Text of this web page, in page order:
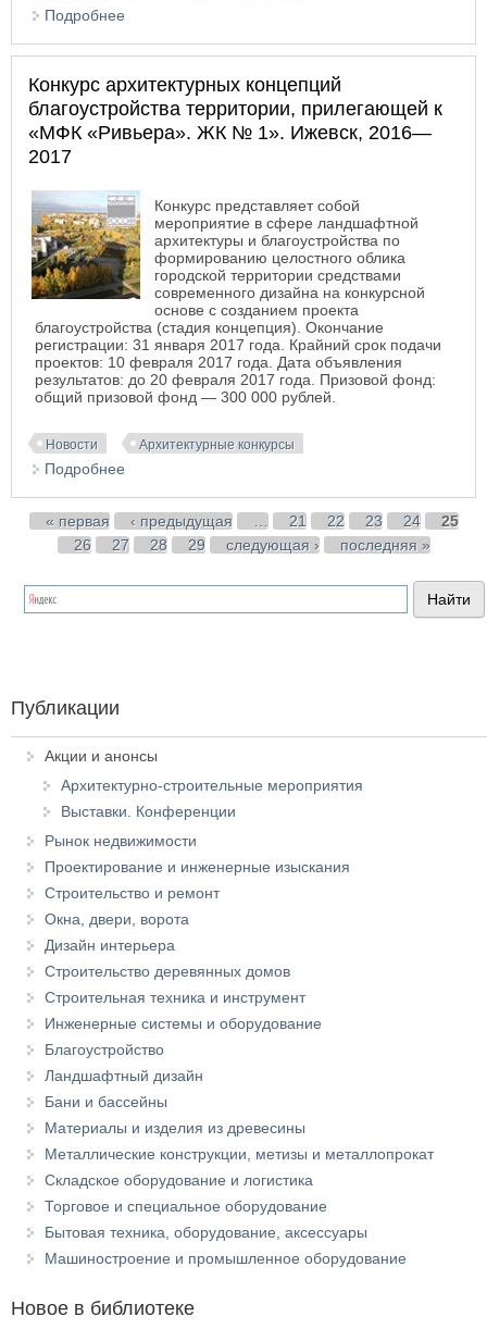
Подробнее
Конкурс архитектурных концепций
благоустройства территории, прилегающей к
«МФК «Ривьера». ЖК № 1». Ижевск, 2016—
2017
Конкурс представляет собой
мероприятие в сфере ландшафтной
архитектуры и благоустройства по
формированию целостного облика
городской территории средствами
современного дизайна на конкурсной
основе с созданием проекта
благоустройства (стадия концепция). Окончание
регистрации: 31 января 2017 года. Крайний срок подачи
проектов: 10 февраля 2017 года. Дата объявления
результатов: до 20 февраля 2017 года. Призовой фонд:
общий призовой фонд — 300 000 рублей.
Новости Архитектурные конкурсы
Подробнее
«МФК «Ривьера». ЖК № 1». Ижевск, 2016—2017
Страницы
« первая ‹ предыдущая 21 22 23 24
25
26
27 28 29 следующая › последняя »
Публикации
Акции и анонсы
Архитектурно-строительные мероприятия
Выставки. Конференции
Рынок недвижимости
Проектирование и инженерные изыскания
Строительство и ремонт
Окна, двери, ворота
Дизайн интерьера
Строительство деревянных домов
Строительная техника и инструмент
Инженерные системы и оборудование
Благоустройство
Ландшафтный дизайн
Бани и бассейны
Материалы и изделия из древесины
Металлические конструкции, метизы и металлопрокат
Складское оборудование и логистика
Торговое и специальное оборудование
Бытовая техника, оборудование, аксессуары
Машиностроение и промышленное оборудование
Новое в библиотеке